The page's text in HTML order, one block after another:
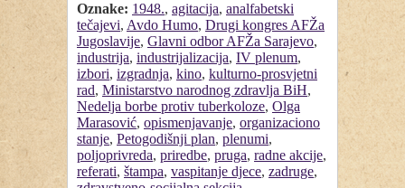
Oznake: 1948., agitacija, analfabetski
tečajevi, Avdo Humo, Drugi kongres AFŽa
Jugoslavije, Glavni odbor AFŽa Sarajevo,
industrija, industrijalizacija, IV plenum,
izbori, izgradnja, kino, kulturno-prosvjetni
rad, Ministarstvo narodnog zdravlja BiH,
Nedelja borbe protiv tuberkoloze, Olga
Marasović, opismenjavanje, organizaciono
stanje, Petogodišnji plan, plenumi,
poljoprivreda, priredbe, pruga, radne akcije,
referati, štampa, vaspitanje djece, zadruge,